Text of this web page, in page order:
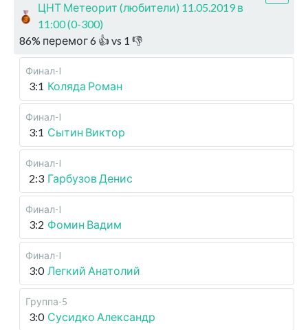
ЦНТ Метеорит (любители) 11.05.2019 в
11:00 (0-300)
86% перемог6 👍 vs 1 👎
Финал-I
3:1 Коляда Роман
Финал-I
3:1 Сытин Виктор
Финал-I
2:3 Гарбузов Денис
Финал-I
3:2 Фомин Вадим
Финал-I
3:0 Легкий Анатолий
Группа-5
3:0 Сусидко Александр